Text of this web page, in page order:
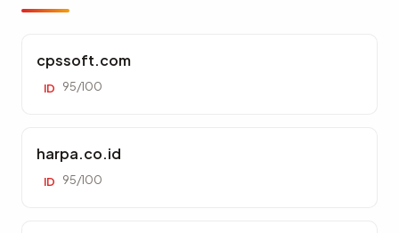
cpssoft.com
ID 95/100
harpa.co.id
ID 95/100